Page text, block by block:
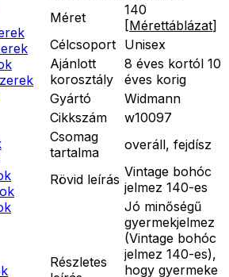
Méret
140
[Mérettáblázat]
Célcsoport Unisex
Ajánlott
korosztály
8 éves kortól 10
éves korig
Gyártó
Widmann
Cikkszám
w10097
Csomag
tartalma
overáll, fejdísz
Rövid leírás Vintage bohóc
jelmez 140-es
Részletes
Jó minőségű
gyermekjelmez
(Vintage bohóc
jelmez 140-es),
hogy gyermeke